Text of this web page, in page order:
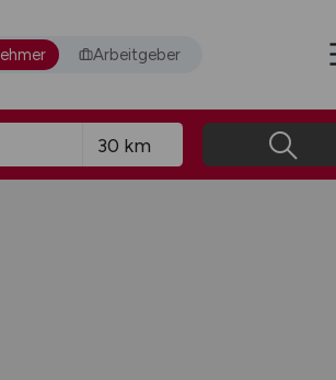
Arbeitgeber